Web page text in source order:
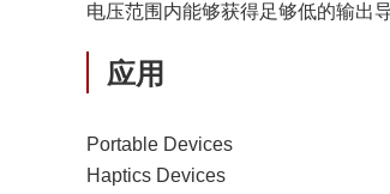
电压范围内能够获得足够低的输出
应用
Portable Devices
Haptics Devices